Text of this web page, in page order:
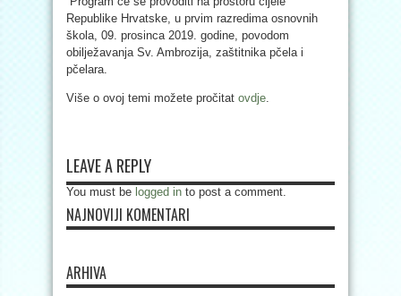
Republike Hrvatske, u prvim razredima osnovnih
škola, 09. prosinca 2019. godine, povodom
obilježavanja Sv. Ambrozija, zaštitnika pčela i
pčelara.
Više o ovoj temi možete pročitat ovdje.
LEAVE A REPLY
You must be logged in to post a comment.
NAJNOVIJI KOMENTARI
ARHIVA